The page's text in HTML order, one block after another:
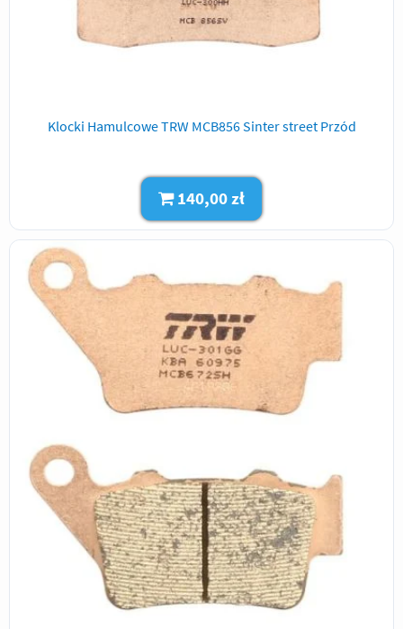
Klocki Hamulcowe TRW MCB856 Sinter street Przód
140,00 zł